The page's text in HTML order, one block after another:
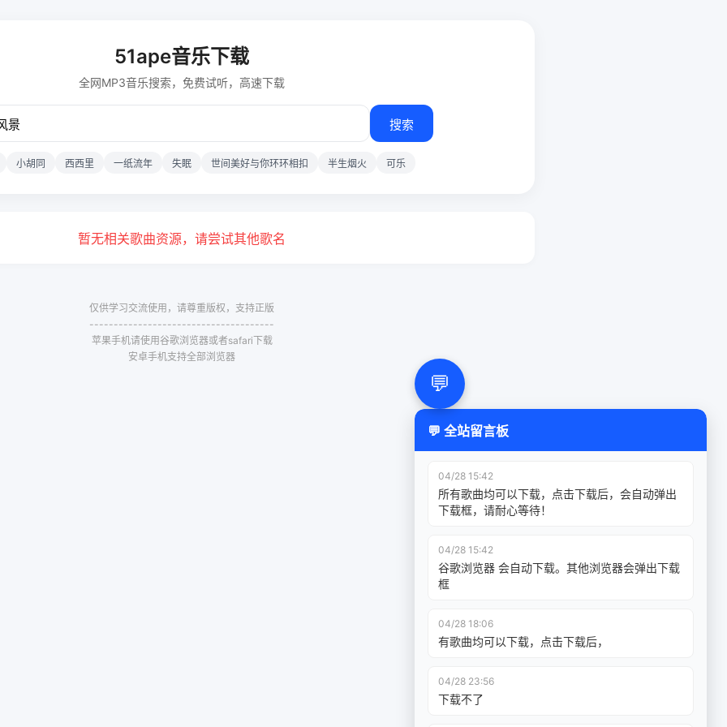
51ape音乐下载
全网MP3音乐搜索，免费试听，高速下载
搜索
小胡同 西西里 一纸流年 失眠 世间美好与你环环相扣 半生烟火 可乐
暂无相关歌曲资源，请尝试其他歌名
仅供学习交流使用，请尊重版权，支持正版
--------------------------------------
苹果手机请使用谷歌浏览器或者safari下载
安卓手机支持全部浏览器
💬
💬 全站留言板
04/28 15:42
所有歌曲均可以下载，点击下载后，会自动弹出
下载框，请耐心等待！
04/28 15:42
谷歌浏览器 会自动下载。其他浏览器会弹出下载
框
04/28 18:06
有歌曲均可以下载，点击下载后，
04/28 23:56
下载不了